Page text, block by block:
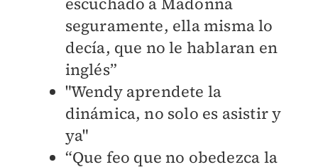
seguramente, ella misma lo
decía, que no le hablaran en
inglés”
"Wendy aprendete la
dinámica, no solo es asistir y
ya"
“Que feo que no obedezca la